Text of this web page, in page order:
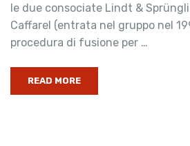
le due consociate Lindt &
Caffarel (entrata nel gruppo nel
procedura di fusione per …
READ MORE